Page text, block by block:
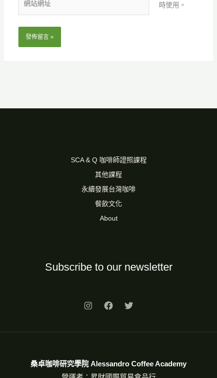
地
址
*
站
址
時使用。
SCA & Q 咖啡師證照課程
其他課程
永續發展台灣咖啡
餐飲文化
About
Subscribe to our newsletter
桑卓咖啡研究學院 Alessandro Coffee Academy